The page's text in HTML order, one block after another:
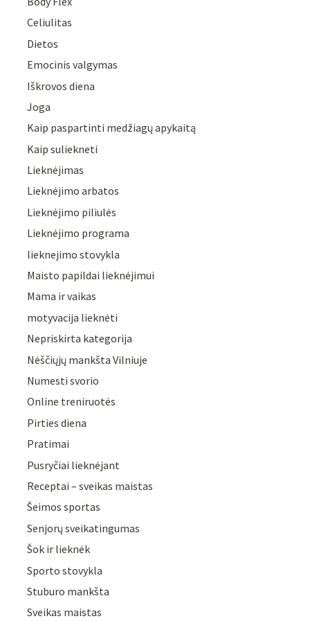
Celiulitas
Dietos
Emocinis valgymas
Iškrovos diena
Joga
Kaip paspartinti medžiagų apykaitą
Kaip suliekneti
Lieknėjimas
Lieknėjimo arbatos
Lieknėjimo piliulės
Lieknėjimo programa
lieknejimo stovykla
Maisto papildai lieknėjimui
Mama ir vaikas
motyvacija lieknėti
Nepriskirta kategorija
Nėščiųjų mankšta Vilniuje
Numesti svorio
Online treniruotės
Pirties diena
Pratimai
Pusryčiai lieknėjant
Receptai – sveikas maistas
Šeimos sportas
Senjorų sveikatingumas
Šok ir lieknėk
Sporto stovykla
Stuburo mankšta
Sveikas maistas